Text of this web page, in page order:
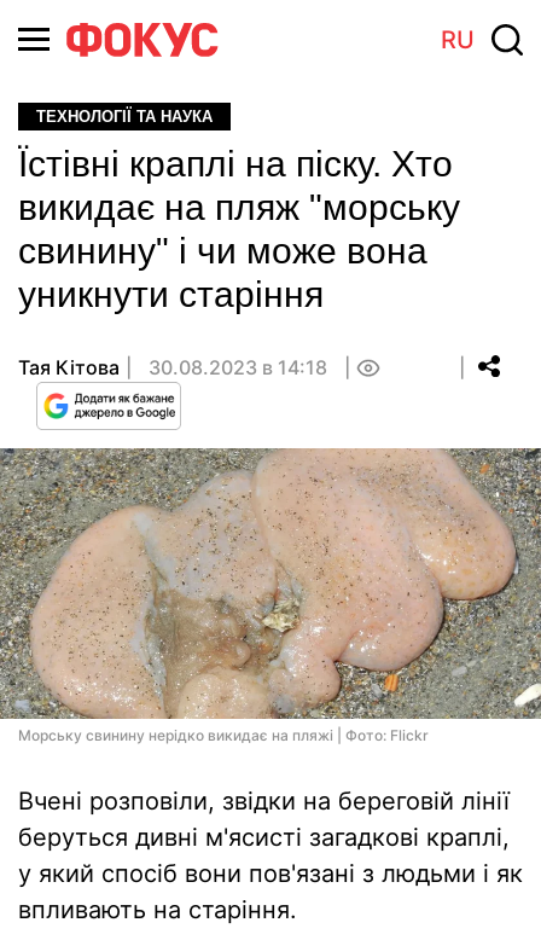
RU
ТЕХНОЛОГІЇ ТА НАУКА
Їстівні краплі на піску. Хто
викидає на пляж "морську
свинину" і чи може вона
уникнути старіння
Тая Кітова 30.08.2023 в 14:18
Морську свинину нерідко викидає на пляжі | Фото: Flickr
Вчені розповіли, звідки на береговій лінії
беруться дивні м'ясисті загадкові краплі,
у який спосіб вони пов'язані з людьми і як
впливають на старіння.